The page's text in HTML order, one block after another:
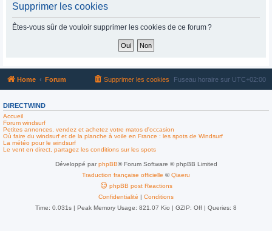
Supprimer les cookies
Êtes-vous sûr de vouloir supprimer les cookies de ce forum ?
Home Forum Fuseau horaire sur UTC+02:00
Supprimer les cookies
DIRECTWIND
Accueil
Forum windsurf
Petites annonces, vendez et achetez votre matos d'occasion
Où faire du windsurf et de la planche à voile en France : les spots de Windsurf
La météo pour le windsurf
Le vent en direct, partagez les conditions sur les spots
Développé parphpBB® Forum Software © phpBB Limited
Traduction française officielle ©Qiaeru
phpBB post Reactions
Confidentialité | Conditions
Time: 0.031s | Peak Memory Usage: 821.07 Kio | GZIP: Off | Queries: 8